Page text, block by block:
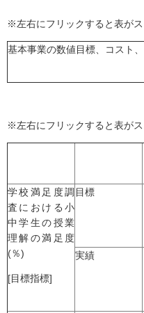
※左右にフリックすると表がス
基本事業の数値目標、コスト
※左右にフリックすると表がス
学校満足度調
査における小
中学生の授業
理解の満足度
(％)
[目標指標]
目標
実績